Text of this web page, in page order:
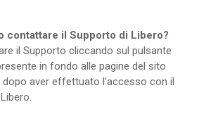
contattare il Supporto di Libero?
il Supporto cliccando sul pulsante
in fondo alle pagine del sito
dopo aver effettuato l’accesso con il